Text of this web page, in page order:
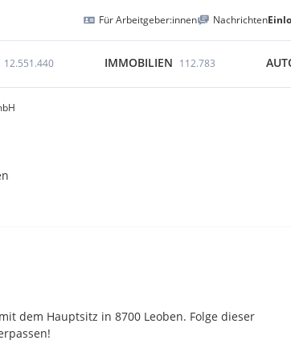
Für Arbeitgeber:innen Nachrichten
12.551.440 IMMOBILIEN 112.783
dem Hauptsitz in 8700 Leoben. Folge dieser